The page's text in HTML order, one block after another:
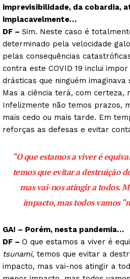
imprevisibilidade, da cobardia,
implacavelmente…
DF – Sim. Neste caso é
determinado pela velocidade
pelas consequências
contra este COVID 19 inclui
drásticas que ninguém imaginava
Mas a ciência terá, com certeza,
Infelizmente não temos prazos,
mais cedo ou mais tarde. Em
reforças as defesas e evitar
“O que estamos a viver é
temos que evitar a destruição
mas vai-nos atingir a todos.
impacto, mas todos vamos
GA! – Porém, nesta pandemia…
DF – O que estamos a viver é
tsunami, temos que evitar a
impacto, mas vai-nos atingir a